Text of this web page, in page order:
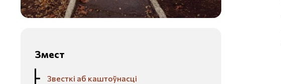
Змест
Звесткі аб каштоўнасці